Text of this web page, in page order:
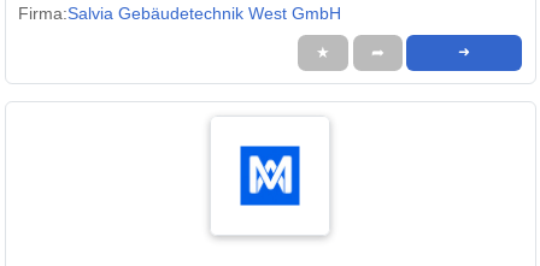
Firma:Salvia Gebäudetechnik West GmbH
★ ➦ ➜